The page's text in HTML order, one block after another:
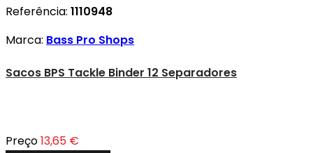
Referência: 1110948
Marca: Bass Pro Shops
Sacos BPS Tackle Binder 12 Separadores
Preço13,65 €